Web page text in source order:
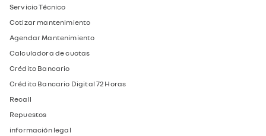
Servicio Técnico
Cotizar mantenimiento
Agendar Mantenimiento
Calculadora de cuotas
Crédito Bancario
Crédito Bancario Digital 72 Horas
Recall
Repuestos
información legal